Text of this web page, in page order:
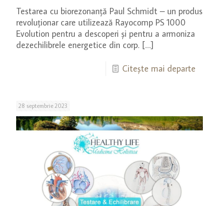
Testarea cu biorezonanță Paul Schmidt – un produs
revoluționar care utilizează Rayocomp PS 1000
Evolution pentru a descoperi și pentru a armoniza
dezechilibrele energetice din corp. […]
Citește mai departe
28 septembrie 2023